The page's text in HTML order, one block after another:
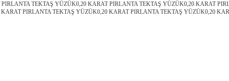
TEKTAŞ YÜZÜK0,20 KARAT PIRLANTA TEKTAŞ YÜZÜK0,20 KARAT
PIRLANTA TEKTAŞ YÜZÜK0,20 KARAT PIRLANTA TEKTAŞ YÜZÜK0,20